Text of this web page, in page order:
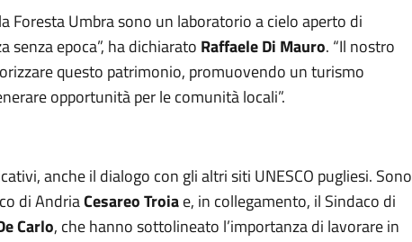
Foresta Umbra sono un laboratorio a cielo aperto di
senza epoca”, ha dichiarato Raffaele Di Mauro. “Il nostro
questo patrimonio, promuovendo un turismo
opportunità per le comunità locali”.
anche il dialogo con gli altri siti UNESCO pugliesi. Sono
di AndriaCesareo Troiae, in collegamento, il Sindaco di
Carlo, che hanno sottolineato l’importanza di lavorare in